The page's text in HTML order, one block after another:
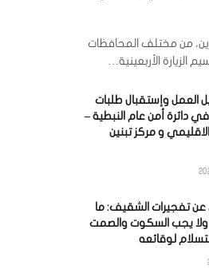
من مختلف المحافظات
الزيارة الأربعينية…
العمل وإستقبال طلبات
دائرة أمن عام النبطية –
و مركز تبنين
عن تفجيرات الشقيف: ما
يجب السكوت والصمت
لوقائعه